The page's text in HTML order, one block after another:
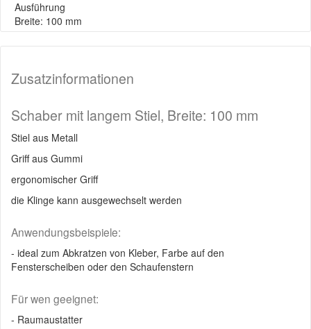
Ausführung
Breite: 100 mm
Zusatzinformationen
Schaber mit langem Stiel, Breite: 100 mm
Stiel aus Metall
Griff aus Gummi
ergonomischer Griff
die Klinge kann ausgewechselt werden
Anwendungsbeispiele:
- ideal zum Abkratzen von Kleber, Farbe auf den
Fensterscheiben oder den Schaufenstern
Für wen geeignet:
- Raumaustatter